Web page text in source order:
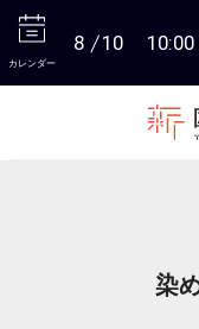
カレンダー
8 10 10:00
染